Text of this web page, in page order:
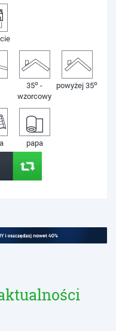
35o -
wzorcowy
powyżej 35o
papa